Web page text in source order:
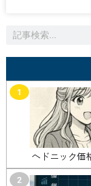
検
1
ヘドニック価
2